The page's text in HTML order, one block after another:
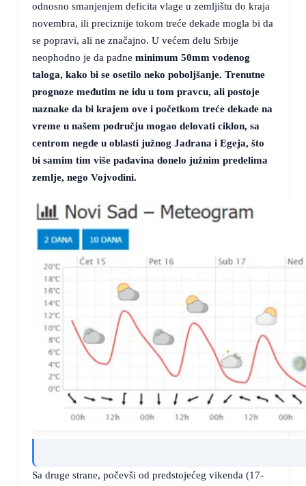
odnosno smanjenjem deficita vlage u zemljištu do kraja
novembra, ili preciznije tokom treće dekade mogla bi da
se popravi, ali ne značajno. U većem delu Srbije
neophodno je da padne minimum 50mm vodenog
taloga, kako bi se osetilo neko poboljšanje. Trenutne
prognoze međutim ne idu u tom pravcu, ali postoje
naznake da bi krajem ove i početkom treće dekade na
vreme u našem području mogao delovati ciklon, sa
centrom negde u oblasti južnog Jadrana i Egeja, što
bi samim tim više padavina donelo južnim predelima
zemlje, nego Vojvodini.
Sa druge strane, počevši od predstojećeg vikenda (17-